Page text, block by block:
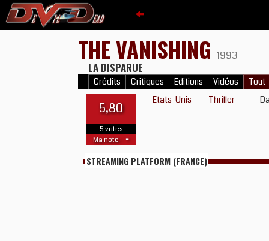
THE VANISHING 1993
LA DISPARUE
Crédits Critiques Editions Vidéos Tout
5,80
5 votes
Ma note : -
Etats-Unis Thriller
-
STREAMING PLATFORM (FRANCE)